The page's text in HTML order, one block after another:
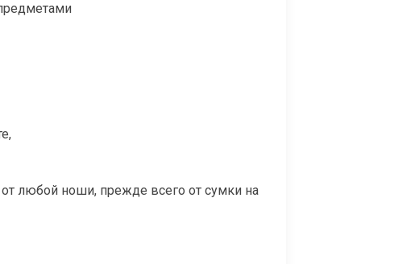
любой ноши, прежде всего от сумки на